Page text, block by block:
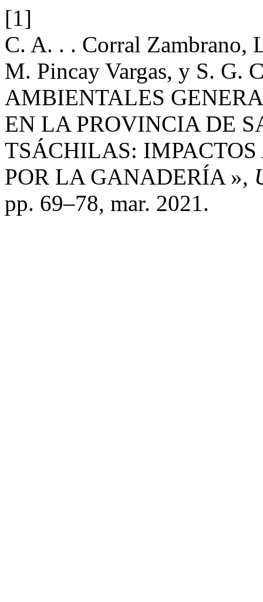
[1]
C. A. . . Corral Zambrano,
M. Pincay Vargas, y S. G.
AMBIENTALES
EN LA PROVINCIA DE
TSÁCHILAS:
POR LA GANADERÍA »,
pp. 69–78, mar. 2021.